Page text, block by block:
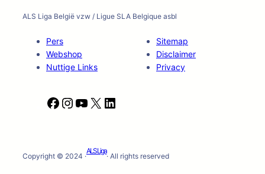
ALS Liga België vzw / Ligue SLA Belgique asbl
Pers
Webshop
Nuttige Links
Sitemap
Disclaimer
Privacy
F
b
I
a
Y
u
X
e
Copyright © 2024 ·
ALS Liga
· All rights reserved